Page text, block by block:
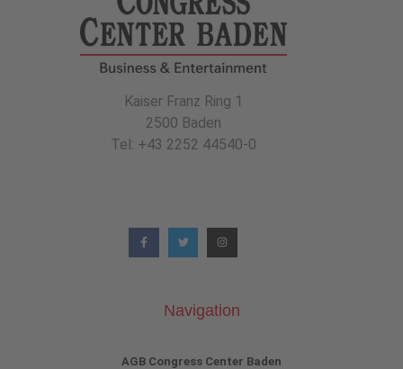
Kaiser Franz Ring 1
2500 Baden
Tel: +43 2252 44540-0
Navigation
AGB Congress Center Baden